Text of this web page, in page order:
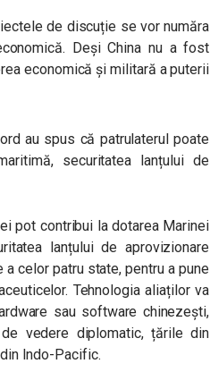
de discuție se vor număra
Deși China nu a fost
economică și militară a puterii
au spus că patrulaterul poate
securitatea lanțului de
pot contribui la dotarea Marinei
lanțului de aprovizionare
celor patru state, pentru a pune
Tehnologia aliaților va
sau software chinezești,
vedere diplomatic, țările din
Indo-Pacific.